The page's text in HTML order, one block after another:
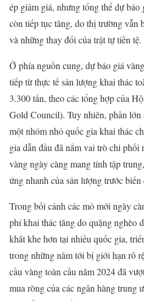
ép giảm giá, nhưng tổng thể dự
còn tiếp tục tăng, do thị trường vẫn
và những thay đổi của trật tự tiền tệ.
Ở phía nguồn cung, dự báo giá
tiếp từ thực tế sản lượng khai thác
3.300 tấn, theo các tổng hợp của
Gold Council). Tuy nhiên, phần lớn
một nhóm nhỏ quốc gia khai thác
gia dẫn đầu đã nắm vai trò chi
vàng ngày càng mang tính tập
ứng nhanh của sản lượng trước biến
Trong bối cảnh các mỏ mới ngày
phí khai thác tăng do quặng nghèo
khắt khe hơn tại nhiều quốc gia,
trong những năm tới bị giới hạn rõ
cầu vàng toàn cầu năm 2024 đã
mua ròng của các ngân hàng trung